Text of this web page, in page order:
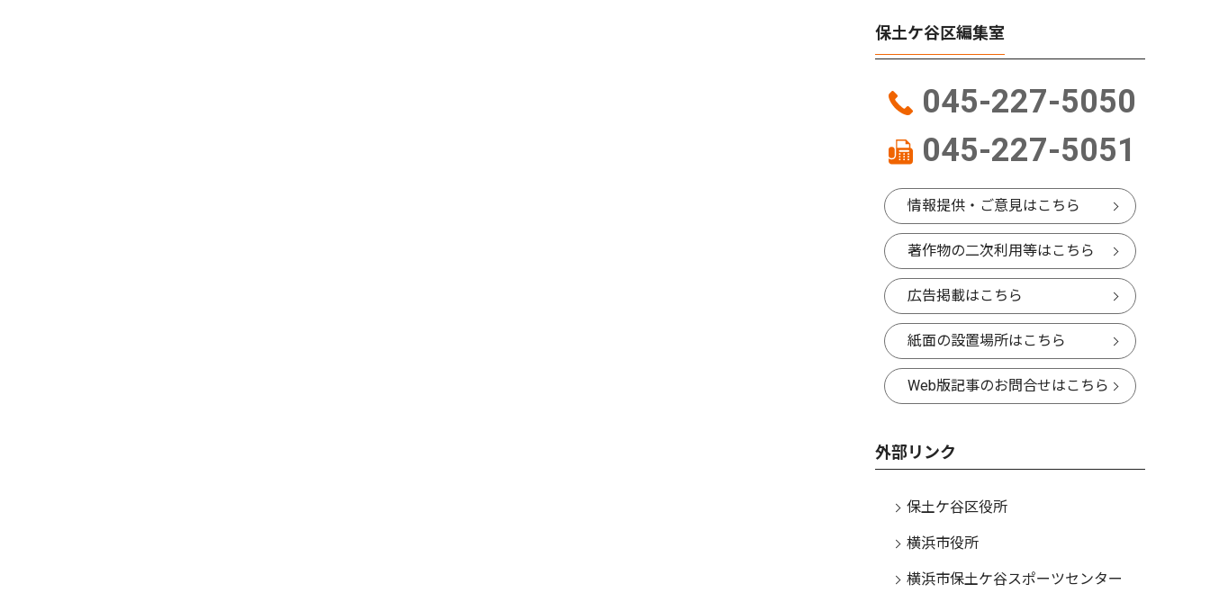
保土ケ谷区編集室
045-227-5050
045-227-5051
情報提供・ご意見はこちら
著作物の二次利用等はこちら
広告掲載はこちら
紙面の設置場所はこちら
Web版記事のお問合せはこちら
外部リンク
保土ケ谷区役所
横浜市役所
横浜市保土ケ谷スポーツセンター